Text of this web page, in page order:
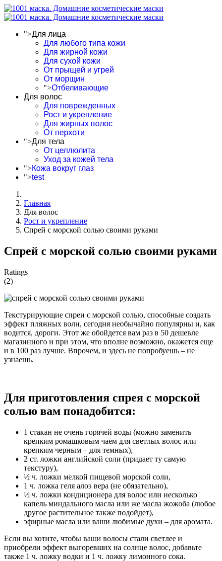
">Для лица
Для любого типа кожи
Для жирной кожи
Для сухой кожи
От прыщей и угрей
От морщин
">Отбеливающие
Для волос
Для поврежденных
Рост и укрепление
Для жирных волос
От перхоти
">Для тела
От целлюлита
Уход за кожей тела
">Кожа вокруг глаз
">test
Главная
Для волос
Рост и укрепление
Спрей с морской солью своими руками
Спрей с морской солью своими руками
Ratings
(2)
Текстурирующие спреи с морской солью, способные создать
эффект пляжных волн, сегодня необычайно популярны и, как
водится, дороги. Этот же обойдется вам раз в 50 дешевле
магазинного и при этом, что вполне возможно, окажется еще
и в 100 раз лучше. Впрочем, и здесь не попробуешь – не
узнаешь.
Для приготовления спрея с морской
солью вам понадобится:
1 стакан не очень горячей воды (можно заменить
крепким ромашковым чаем для светлых волос или
крепким черным – для темных),
2 ст. ложки английской соли (придает ту самую
текстуру),
½ ч. ложки мелкой пищевой морской соли,
1 ч. ложка геля алоэ вера (не обязательно),
½ ч. ложки кондиционера для волос или несколько
капель миндального масла или же масла жожоба (любое
другое растительное также подойдет),
эфирные масла или ваши любимые духи – для аромата.
Если вы хотите, чтобы ваши волосы стали светлее и
приобрели эффект выгоревших на солнце волос, добавьте
также 1 ч. ложку водки и 1 ч. ложку лимонного сока.